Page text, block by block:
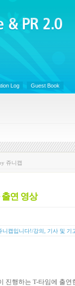
&
Log Guest Book
쥬니캡
연 영상
니캡입니다!/강의, 기사 및 기
진행하는 T-타임에 출연